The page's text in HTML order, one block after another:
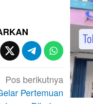
Pos berikutnya
Pertemuan